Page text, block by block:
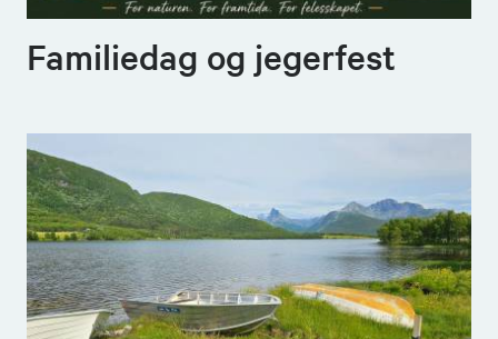
Familiedag og jegerfest